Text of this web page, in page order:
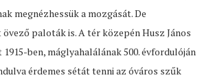
megnézhessük a mozgását. De
paloták is. A tér közepén Husz János
ben, máglyahalálának 500. évfordulóján
érdemes sétát tenni az óváros szűk